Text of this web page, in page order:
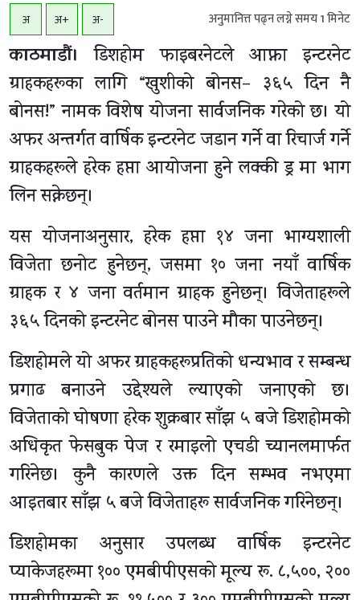
अ अ+ अ- अनुमानित्त पढ्न लग्ने समय1मिनेट
काठमाडौं।डिशहोम फाइबरनेटले आफ्ना इन्टरनेट
ग्राहकहरूका लागि “खुशीको बोनस– ३६५ दिन नै
बोनस!” नामक विशेष योजना सार्वजनिक गरेको छ। यो
अफर अन्तर्गत वार्षिक इन्टरनेट जडान गर्ने वा रिचार्ज गर्ने
ग्राहकहरूले हरेक हप्ता आयोजना हुने लक्की ड्र मा भाग
लिन सक्नेछन्।
यस योजनाअनुसार, हरेक हप्ता १४ जना भाग्यशाली
विजेता छनोट हुनेछन्, जसमा १० जना नयाँ वार्षिक
ग्राहक र ४ जना वर्तमान ग्राहक हुनेछन्। विजेताहरूले
३६५ दिनको इन्टरनेट बोनस पाउने मौका पाउनेछन्।
डिशहोमले यो अफर ग्राहकहरूप्रतिको धन्यभाव र सम्बन्ध
प्रगाढ बनाउने उद्देश्यले ल्याएको जनाएको छ।
विजेताको घोषणा हरेक शुक्रबार साँझ ५ बजे डिशहोमको
अधिकृत फेसबुक पेज र रमाइलो एचडी च्यानलमार्फत
गरिनेछ। कुनै कारणले उक्त दिन सम्भव नभएमा
आइतबार साँझ ५ बजे विजेताहरू सार्वजनिक गरिनेछन्।
डिशहोमका अनुसार उपलब्ध वार्षिक इन्टरनेट
प्याकेजहरूमा १०० एमबीपीएसको मूल्य रू. ८,५००, २००